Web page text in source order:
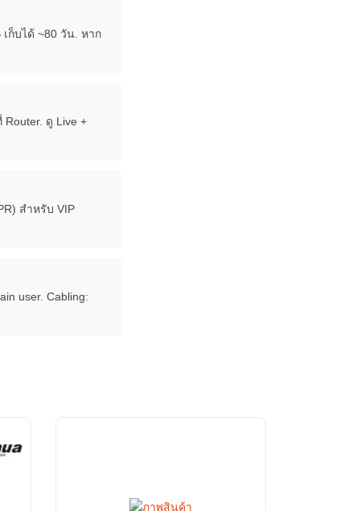
ก็บได้ ~80 วัน. หาก
Router. ดู Live +
สำหรับ VIP
user. Cabling: